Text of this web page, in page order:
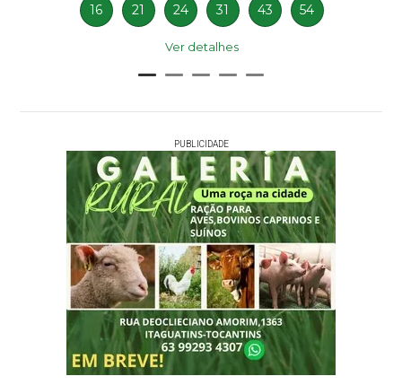
16 21 24 31 43 54
Ver detalhes
PUBLICIDADE